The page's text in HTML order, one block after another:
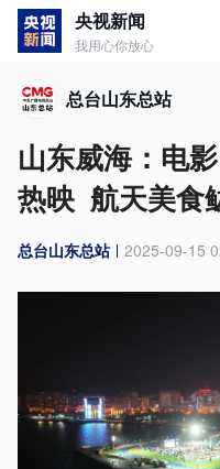
央视新闻
我用心你放心
总台山东总站
山东威海：电
热映 航天美食
总台山东总站 2025-09-15